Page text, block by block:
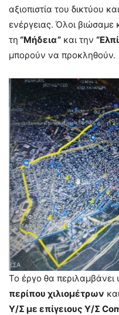
αξιοπιστία του δικτύου
ενέργειας. Όλοι βιώσαμε
τη “Μήδεια” και την
μπορούν να προκληθούν.
Το έργο θα περιλαμβάνει
περίπου χιλιομέτρων
Υ/Σ με επίγειους Υ/Σ